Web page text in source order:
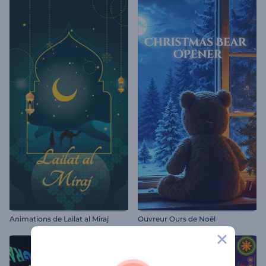
Animations de Lailat al Miraj Ouvreur Ours de Noël